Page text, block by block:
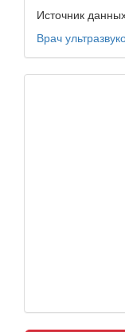
Источник
Врач